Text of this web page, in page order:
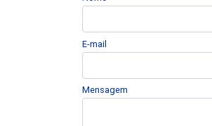
E-mail
Mensagem